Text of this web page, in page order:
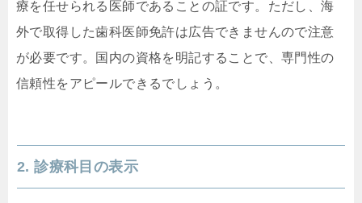
療を任せられる医師であることの証です。ただし、海
外で取得した歯科医師免許は広告できませんので注意
が必要です。国内の資格を明記することで、専門性の
信頼性をアピールできるでしょう。
2. 診療科目の表示